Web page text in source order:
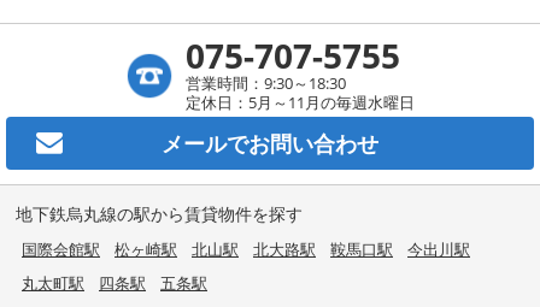
075-707-5755
営業時間：9:30～18:30
定休日：5月～11月の毎週水曜日
メールでお問い合わせ
地下鉄烏丸線の駅から賃貸物件を探す
国際会館駅 松ヶ崎駅 北山駅 北大路駅 鞍馬口駅
今出川駅
丸太町駅
四条駅 五条駅